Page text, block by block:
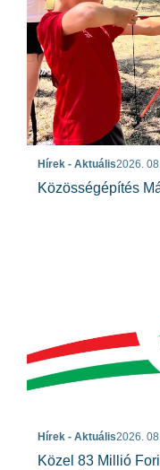
Hírek - Aktuális2026.
Közösségépítés
Hírek - Aktuális2026.
Közel 83 Millió